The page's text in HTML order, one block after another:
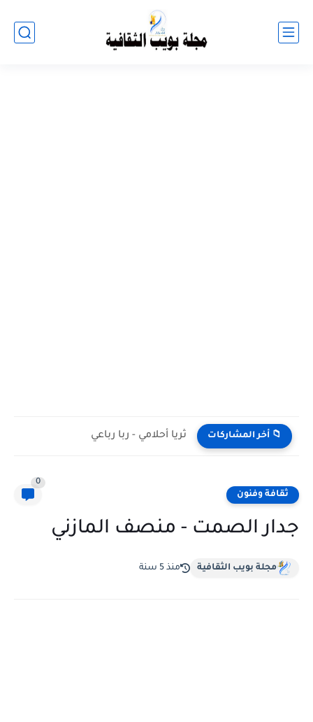
📁 أخر المشاركات ثريا أحلامي - ربا رباعي
ثقافة وفنون
0
جدار الصمت - منصف المازني
مجلة بويب الثقافية منذ 5 سنة